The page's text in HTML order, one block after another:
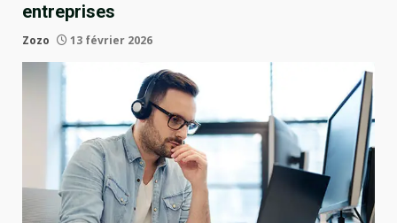
entreprises
Zozo 13 février 2026